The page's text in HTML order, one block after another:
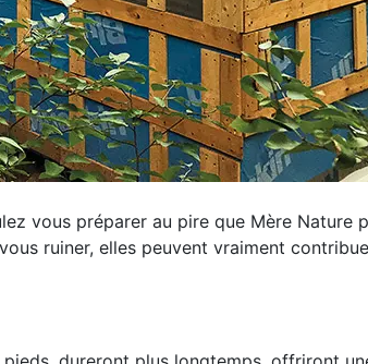
vous préparer au pire que Mère Nature
ruiner, elles peuvent vraiment